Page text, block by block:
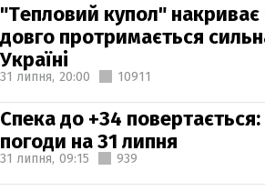
"Тепловий купол" накриває
довго протримається
Україні
31 липня, 20:00 10911
Спека до +34
погоди на 31 липня
31 липня, 09:15 939